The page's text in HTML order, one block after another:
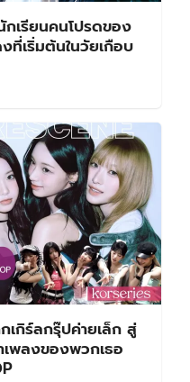
กเรียนคนโปรดของ
เริ่มต้นในวัยเกือบ
กเกิร์ลกรุ๊ปค่ายเล็ก สู่
เพลงของพวกเธอ